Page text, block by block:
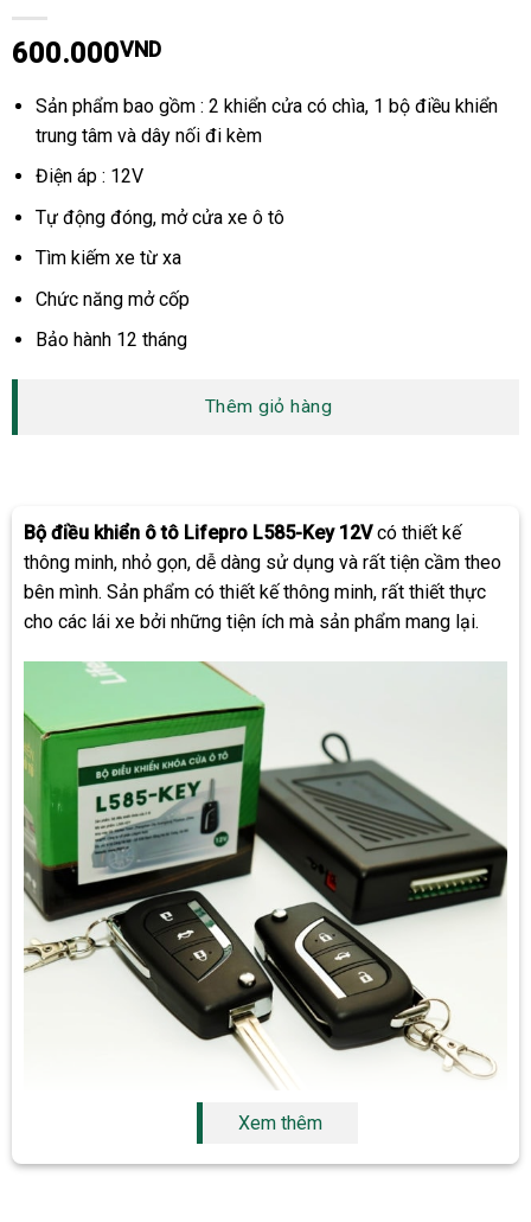
600.000VND
Sản phẩm bao gồm : 2 khiển cửa có chìa, 1 bộ điều khiển
trung tâm và dây nối đi kèm
Điện áp : 12V
Tự động đóng, mở cửa xe ô tô
Tìm kiếm xe từ xa
Chức năng mở cốp
Bảo hành 12 tháng
Thêm giỏ hàng
Bộ điều khiển ô tô Lifepro L585-Key 12Vcó thiết kế
thông minh, nhỏ gọn, dễ dàng sử dụng và rất tiện cầm theo
bên mình. Sản phẩm có thiết kế thông minh, rất thiết thực
cho các lái xe bởi những tiện ích mà sản phẩm mang lại.
Xem thêm